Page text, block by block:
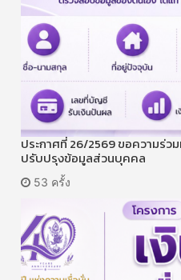
ประกาศที่ 26/2569 ขอความร่ว
ปรับปรุงข้อมูลส่วนบุคคล
53 ครั้ง